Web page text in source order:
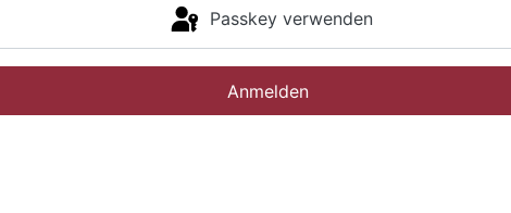
Passkey verwenden
Anmelden